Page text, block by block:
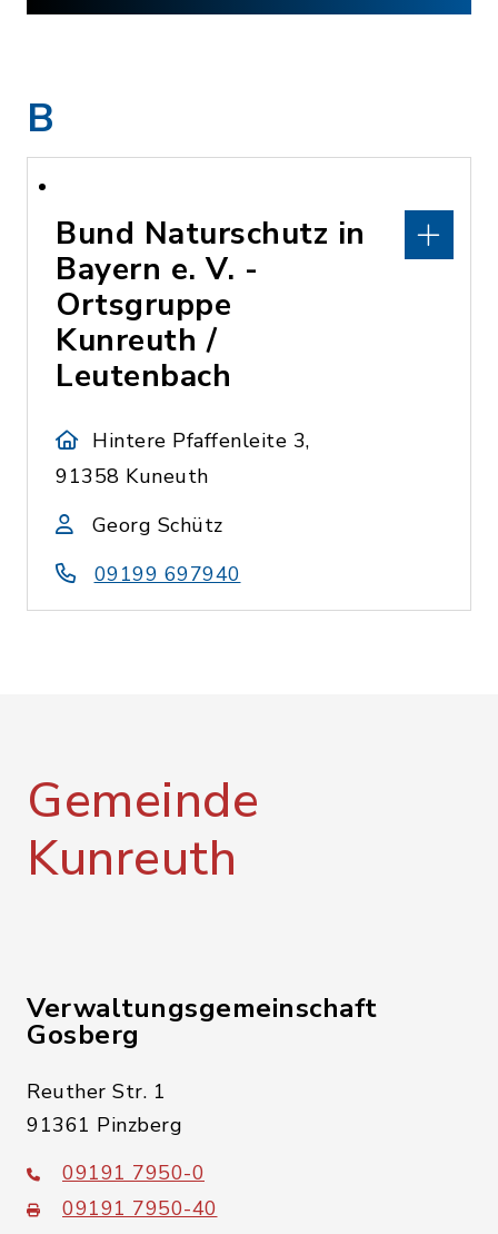
B
Bund Naturschutz in
Bayern e. V. -
Ortsgruppe
Kunreuth /
Leutenbach
Hintere Pfaffenleite 3,
91358 Kuneuth
Georg Schütz
09199 697940
Gemeinde
Kunreuth
Verwaltungsgemeinschaft
Gosberg
Reuther Str. 1
91361 Pinzberg
09191 7950-0
09191 7950-40